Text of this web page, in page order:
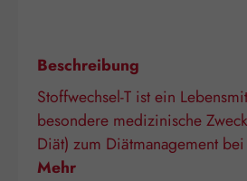
Beschreibung
Stoffwechsel-T ist ein
besondere medizinische
Diät) zum Diätmanagement
Mehr